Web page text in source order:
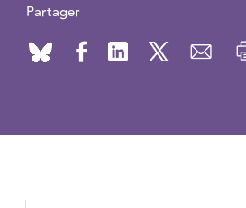
Partager